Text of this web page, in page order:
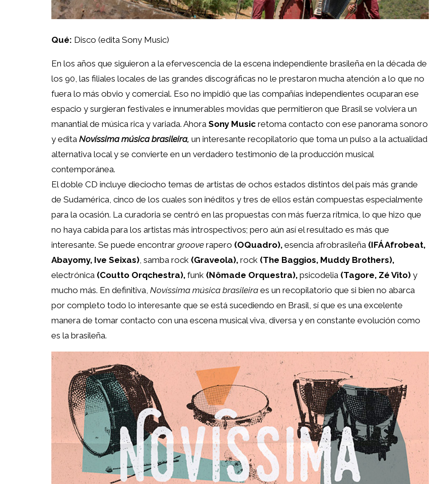
Qué: Disco (edita Sony Music)
En los años que siguieron a la efervescencia de la escena independiente brasileña en la década de
los 90, las filiales locales de las grandes discográficas no le prestaron mucha atención a lo que no
fuera lo más obvio y comercial. Eso no impidió que las compañías independientes ocuparan ese
espacio y surgieran festivales e innumerables movidas que permitieron que Brasil se volviera un
manantial de música rica y variada. Ahora Sony Music retoma contacto con ese panorama sonoro
y edita Novíssima música brasileira, un interesante recopilatorio que toma un pulso a la actualidad
alternativa local y se convierte en un verdadero testimonio de la producción musical
contemporánea.
El doble CD incluye dieciocho temas de artistas de ochos estados distintos del país más grande
de Sudamérica, cinco de los cuales son inéditos y tres de ellos están compuestas especialmente
para la ocasión. La curadoria se centró en las propuestas con más fuerza rítmica, lo que hizo que
no haya cabida para los artistas más introspectivos; pero aún así el resultado es más que
interesante. Se puede encontrar groove rapero (OQuadro), esencia afrobrasileña (IFÁ Afrobeat,
Abayomy, Ive Seixas), samba rock (Graveola), rock (The Baggios, Muddy Brothers),
electrónica (Coutto Orqchestra), funk (Nômade Orquestra), psicodelia (Tagore, Zé Vito) y
mucho más. En definitiva, Novíssima música brasileira es un recopilatorio que si bien no abarca
por completo todo lo interesante que se está sucediendo en Brasil, sí que es una excelente
manera de tomar contacto con una escena musical viva, diversa y en constante evolución como
es la brasileña.